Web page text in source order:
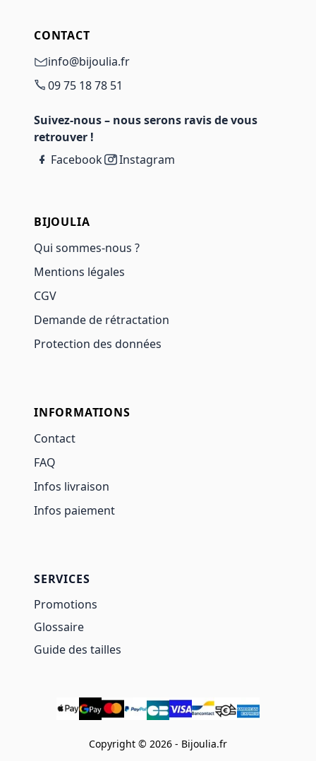
CONTACT
info@bijoulia.fr
09 75 18 78 51
Suivez-nous – nous serons ravis de vous
retrouver !
Facebook
Instagram
BIJOULIA
Qui sommes-nous ?
Mentions légales
CGV
Demande de rétractation
Protection des données
INFORMATIONS
Contact
FAQ
Infos livraison
Infos paiement
SERVICES
Promotions
Glossaire
Guide des tailles
Copyright © 2026 - Bijoulia.fr